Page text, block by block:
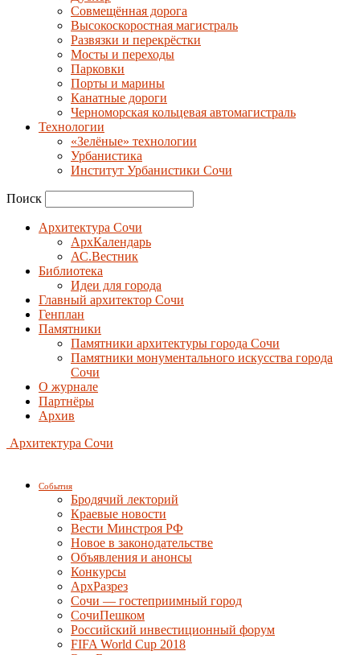
Совмещённая дорога
Высокоскоростная магистраль
Развязки и перекрёстки
Мосты и переходы
Парковки
Порты и марины
Канатные дороги
Черноморская кольцевая автомагистраль
Технологии
«Зелёные» технологии
Урбанистика
Институт Урбанистики Сочи
Поиск
Архитектура Сочи
АрхКалендарь
АС.Вестник
Библиотека
Идеи для города
Главный архитектор Сочи
Генплан
Памятники
Памятники архитектуры города Сочи
Памятники монументального искусства города
Сочи
О журнале
Партнёры
Архив
Архитектура Сочи
События
Бродячий лекторий
Краевые новости
Вести Минстроя РФ
Новое в законодательстве
Объявления и анонсы
Конкурсы
АрхРазрез
Сочи — гостеприимный город
СочиПешком
Российский инвестиционный форум
FIFA World Cup 2018